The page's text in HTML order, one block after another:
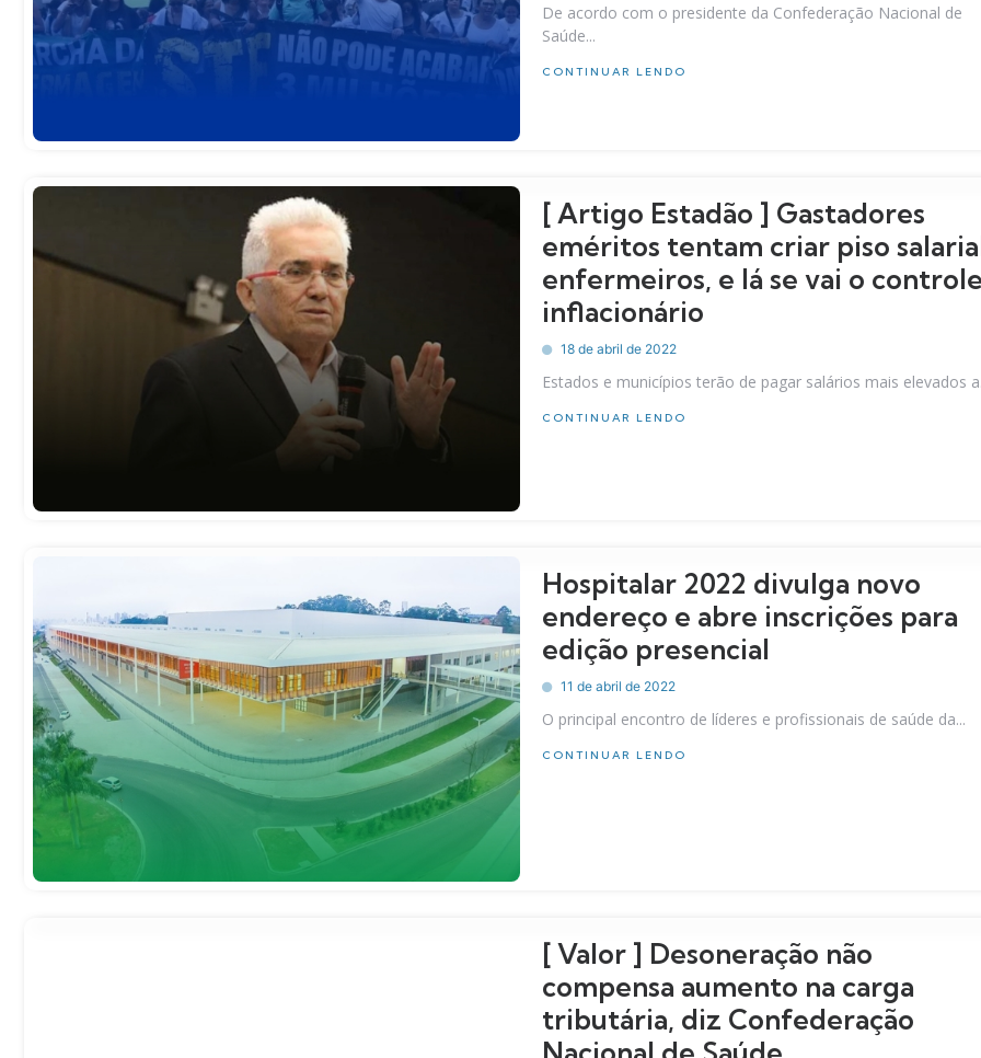
De acordo com o presidente da Confederação Nacional de
Saúde...
CONTINUAR LENDO
[ Artigo Estadão ] Gastadores
eméritos tentam criar piso
enfermeiros, e lá se vai o controle
inflacionário
18 de abril de 2022
Estados e municípios terão de pagar salários mais elevados
CONTINUAR LENDO
Hospitalar 2022 divulga novo
endereço e abre inscrições para
edição presencial
11 de abril de 2022
O principal encontro de líderes e profissionais de saúde da...
CONTINUAR LENDO
[ Valor ] Desoneração não
compensa aumento na carga
tributária, diz Confederação